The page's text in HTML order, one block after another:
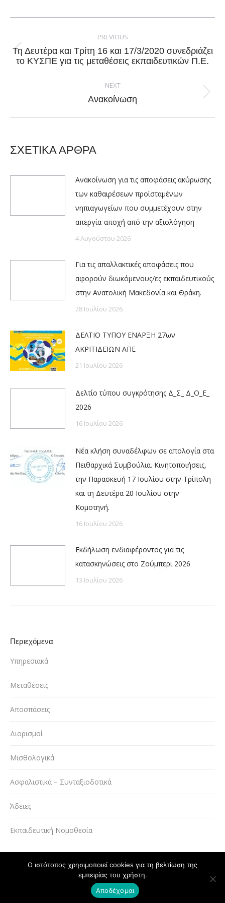
Facebook
X
PinterestLinkedIn
navigation
PREVIOUS
Previous
Τη Δευτέρα και Τρίτη 16 και 17/3/2020 συνεδριάζει
το ΚΥΣΠΕ για τις μεταθέσεις εκπαιδευτικών Π.Ε.
NEXT
Next
Ανακοίνωση
ΣΧΕΤΙΚΑ ΑΡΘΡΑ
Ανακοίνωση για τις αποφάσεις ακύρωσης
των καθαιρέσεων προϊσταμένων
νηπιαγωγείων που συμμετέχουν στην
απεργία-αποχή από την αξιολόγηση
4 Αυγούστου 2026
Για τις απαλλακτικές αποφάσεις που
αφορούν διωκόμενους/ες εκπαιδευτικούς
στην Ανατολική Μακεδονία και Θράκη.
28 Ιουλίου 2026
ΔΕΛΤΙΟ ΤΥΠΟΥ ΕΝΑΡΞΗ 27ων
ΑΚΡΙΤΙΔΕΙΩΝ ΑΠΕ
21 Ιουλίου 2026
Δελτίο τύπου συγκρότησης Δ_Σ_ Δ_Ο_Ε_
2026
16 Ιουλίου 2026
Νέα κλήση συναδέλφων σε απολογία στα
Πειθαρχικά Συμβούλια. Κινητοποιήσεις,
την Παρασκευή 17 Ιουλίου στην Τρίπολη
και τη Δευτέρα 20 Ιουλίου στην
Κομοτηνή.
16 Ιουλίου 2026
Εκδήλωση ενδιαφέροντος για τις
κατασκηνώσεις στο Ζούμπερι 2026
13 Ιουλίου 2026
Περιεχόμενα
Υπηρεσιακά
Μεταθέσεις
Αποσπάσεις
Διορισμοί
Μισθολογικά
Ασφαλιστικά – Συνταξιοδοτικά
Άδειες
Εκπαιδευτική Νομοθεσία
Copyright © ΔΟΕ 2020
Powered by
Ο ιστότοπος χρησιμοποιεί cookies για τη βελτίωση της
εμπειρίας του χρήστη.
Αποδέχομαι